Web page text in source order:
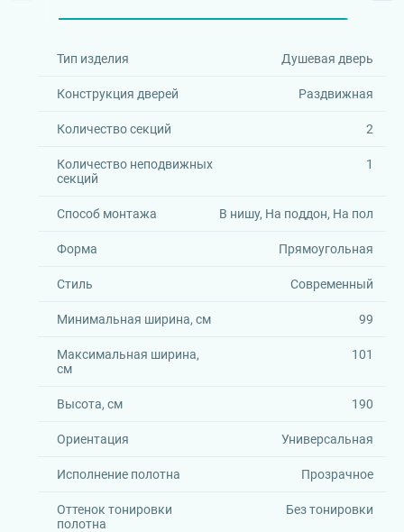
Тип изделия Душевая дверь
Конструкция дверей Раздвижная
Количество секций 2
Количество неподвижных
секций
1
Способ монтажа В нишу, На поддон, На пол
Форма Прямоугольная
Стиль Современный
Минимальная ширина, см 99
Максимальная ширина,
см
101
Высота, см 190
Ориентация Универсальная
Исполнение полотна Прозрачное
Оттенок тонировки
полотна
Без тонировки